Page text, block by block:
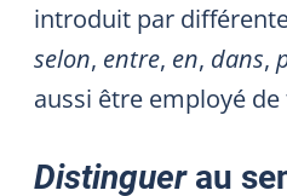
introduit par
selon, entre, en, dans,
aussi être employé
Distinguerau